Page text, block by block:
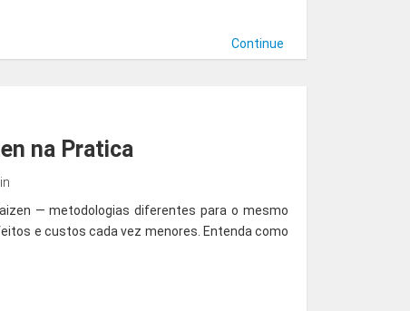
Continue
na Pratica
— metodologias diferentes para o mesmo
e custos cada vez menores. Entenda como